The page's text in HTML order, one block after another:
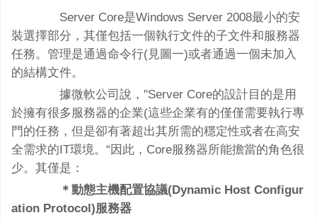
Server Core是Windows Server 2008最小的安
裝選擇部分，其僅包括一個執行文件的子文件和服務器
任務。管理是通過命令行(見圖一)或者通過一個未加入
的結構文件。
據微軟公司說，"Server Core的設計目的是用
於擁有很多服務器的企業(這些企業有的僅僅需要執行專
門的任務，但是卻有著超出其所需的穩定性或者在高安
全需求的IT環境。“因此，Core服務器所能擔當的角色很
少。其僅是：
＊動態主機配置協議(Dynamic Host Configur
ation Protocol)服務器